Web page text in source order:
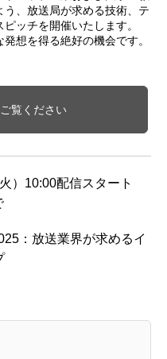
、放送局が求める技術、テ
ッチを開催いたします。
想を得る絶好の機会です。
覧ください
）10:00配信スタート
：放送業界が求めるイ